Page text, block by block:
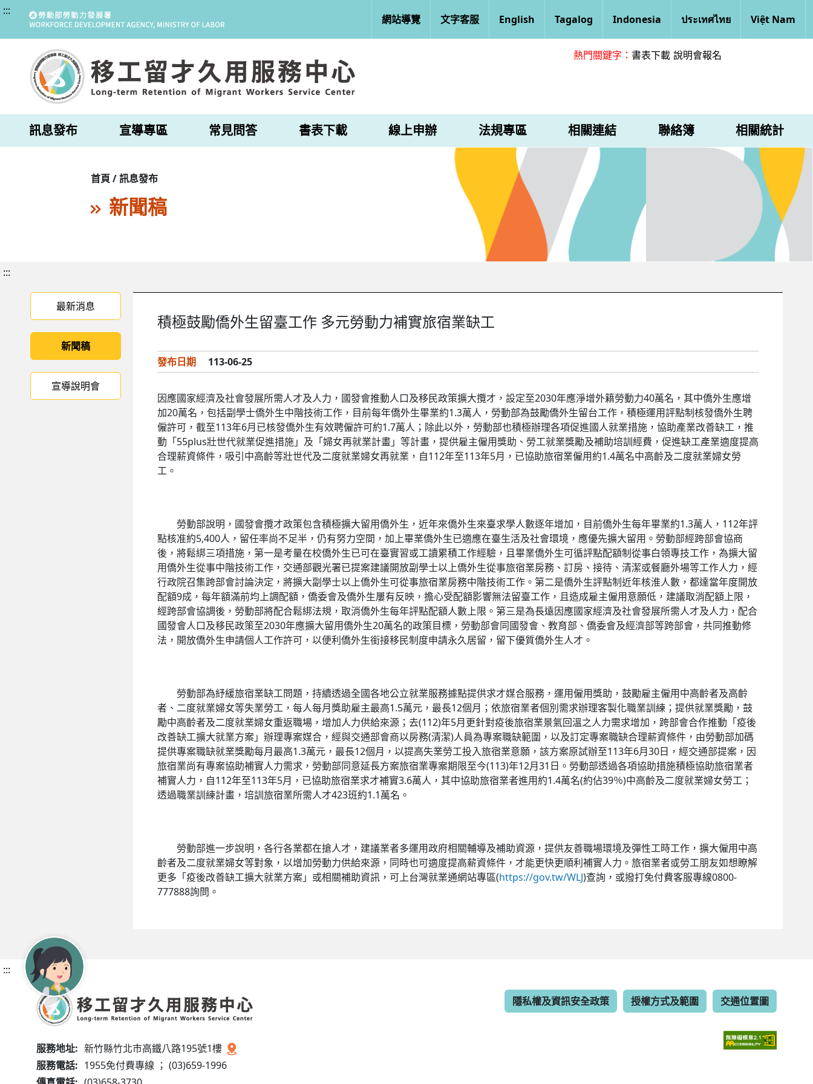
:::
網站導覽 文字客服 English Tagalog Indonesia ประเทศไทย Việt Nam
熱門關鍵字： 書表下載 說明會報名
訊息發布 宣導專區 常見問答 書表下載 線上申辦 法規專區 相關連結 聯絡簿 相關統計
首頁 / 訊息發布
新聞稿
:::
最新消息
新聞稿
宣導說明會
積極鼓勵僑外生留臺工作 多元勞動力補實旅宿業缺工
發布日期 113-06-25
因應國家經濟及社會發展所需人才及人力，國發會推動人口及移民政策擴大攬才，設定至2030年應淨增外籍勞動力40萬名，其中僑外生應增
加20萬名，包括副學士僑外生中階技術工作，目前每年僑外生畢業約1.3萬人，勞動部為鼓勵僑外生留台工作，積極運用評點制核發僑外生聘
僱許可，截至113年6月已核發僑外生有效聘僱許可約1.7萬人；除此以外，勞動部也積極辦理各項促進國人就業措施，協助產業改善缺工，推
動「55plus壯世代就業促進措施」及「婦女再就業計畫」等計畫，提供雇主僱用獎助、勞工就業獎勵及補助培訓經費，促進缺工產業適度提高
合理薪資條件，吸引中高齡等壯世代及二度就業婦女再就業，自112年至113年5月，已協助旅宿業僱用約1.4萬名中高齡及二度就業婦女勞
工。
勞動部說明，國發會攬才政策包含積極擴大留用僑外生，近年來僑外生來臺求學人數逐年增加，目前僑外生每年畢業約1.3萬人，112年評
點核准約5,400人，留任率尚不足半，仍有努力空間，加上畢業僑外生已適應在臺生活及社會環境，應優先擴大留用。勞動部經跨部會協商
後，將鬆綁三項措施，第一是考量在校僑外生已可在臺實習或工讀累積工作經驗，且畢業僑外生可循評點配額制從事白領專技工作，為擴大留
用僑外生從事中階技術工作，交通部觀光署已提案建議開放副學士以上僑外生從事旅宿業房務、訂房、接待、清潔或餐廳外場等工作人力，經
行政院召集跨部會討論決定，將擴大副學士以上僑外生可從事旅宿業房務中階技術工作。第二是僑外生評點制近年核淮人數，都達當年度開放
配額9成，每年額滿前均上調配額，僑委會及僑外生屢有反映，擔心受配額影響無法留臺工作，且造成雇主僱用意願低，建議取消配額上限，
經跨部會協調後，勞動部將配合鬆綁法規，取消僑外生每年評點配額人數上限。第三是為長遠因應國家經濟及社會發展所需人才及人力，配合
國發會人口及移民政策至2030年應擴大留用僑外生20萬名的政策目標，勞動部會同國發會、教育部、僑委會及經濟部等跨部會，共同推動修
法，開放僑外生申請個人工作許可，以便利僑外生銜接移民制度申請永久居留，留下優質僑外生人才。
勞動部為紓緩旅宿業缺工問題，持續透過全國各地公立就業服務據點提供求才媒合服務，運用僱用獎助，鼓勵雇主僱用中高齡者及高齡
者、二度就業婦女等失業勞工，每人每月獎助雇主最高1.5萬元，最長12個月；依旅宿業者個別需求辦理客製化職業訓練；提供就業獎勵，鼓
勵中高齡者及二度就業婦女重返職場，增加人力供給來源；去(112)年5月更針對疫後旅宿業景氣回溫之人力需求增加，跨部會合作推動「疫後
改善缺工擴大就業方案」辦理專案媒合，經與交通部會商以房務(清潔)人員為專案職缺範圍，以及訂定專案職缺合理薪資條件，由勞動部加碼
提供專案職缺就業獎勵每月最高1.3萬元，最長12個月，以提高失業勞工投入旅宿業意願，該方案原試辦至113年6月30日，經交通部提案，因
旅宿業尚有專案協助補實人力需求，勞動部同意延長方案旅宿業專案期限至今(113)年12月31日。勞動部透過各項協助措施積極協助旅宿業者
補實人力，自112年至113年5月，已協助旅宿業求才補實3.6萬人，其中協助旅宿業者進用約1.4萬名(約佔39％)中高齡及二度就業婦女勞工；
透過職業訓練計畫，培訓旅宿業所需人才423班約1.1萬名。
勞動部進一步說明，各行各業都在搶人才，建議業者多運用政府相關輔導及補助資源，提供友善職場環境及彈性工時工作，擴大僱用中高
齡者及二度就業婦女等對象，以增加勞動力供給來源，同時也可適度提高薪資條件，才能更快更順利補實人力。旅宿業者或勞工朋友如想瞭解
更多「疫後改善缺工擴大就業方案」或相關補助資訊，可上台灣就業通網站專區(https://gov.tw/WLJ)查詢，或撥打免付費客服專線0800-
777888詢問。
:::
服務地址: 新竹縣竹北市高鐵八路195號1樓
服務電話: 1955免付費專線 ； (03)659-1996
隱私權及資訊安全政策 授權方式及範圍 交通位置圖